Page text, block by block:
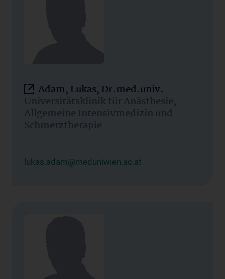
Adam, Lukas, Dr.med.univ.
Universitätsklinik für Anästhesie,
Allgemeine Intensivmedizin und
Schmerztherapie
lukas.adam@meduniwien.ac.at